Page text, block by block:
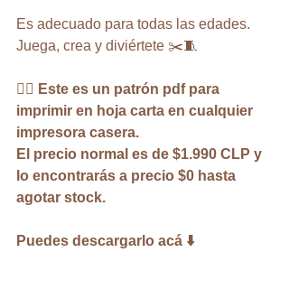
Es adecuado para todas las edades.
Juega, crea y diviértete ✂️🧵
👉🏻 Este es un patrón pdf para
imprimir en hoja carta en cualquier
impresora casera.
El precio normal es de $1.990 CLP y
lo encontrarás a precio $0 hasta
agotar stock.
Puedes descargarlo acá ⬇️